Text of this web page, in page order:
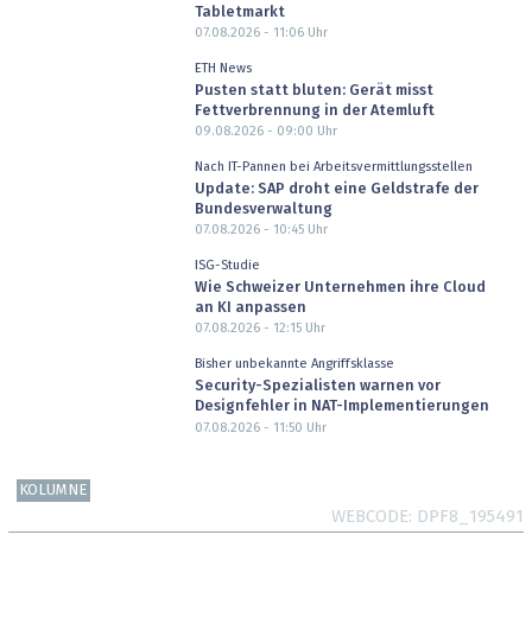
Tabletmarkt
07.08.2026 - 11:06Uhr
ETH News
Pusten statt bluten: Gerät misst
Fettverbrennung in der Atemluft
09.08.2026 - 09:00 Uhr
Nach IT-Pannen bei Arbeitsvermittlungsstellen
Update: SAP droht eine Geldstrafe der
Bundesverwaltung
07.08.2026 - 10:45Uhr
ISG-Studie
Wie Schweizer Unternehmen ihre Cloud
an KI anpassen
07.08.2026 - 12:15Uhr
Bisher unbekannte Angriffsklasse
Security-Spezialisten warnen vor
Designfehler in NAT-Implementierungen
07.08.2026 - 11:50 Uhr
KOLUMNE
WEBCODE DPF8_195491